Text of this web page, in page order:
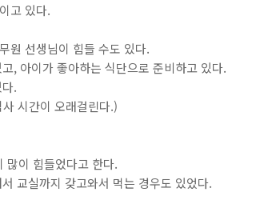
고 있다.
원 선생님이 힘들 수도 있다.
, 아이가 좋아하는 식단으로 준비하고 있다.
.
시간이 오래걸린다.)
많이 힘들었다고 한다.
교실까지 갖고와서 먹는 경우도 있었다.